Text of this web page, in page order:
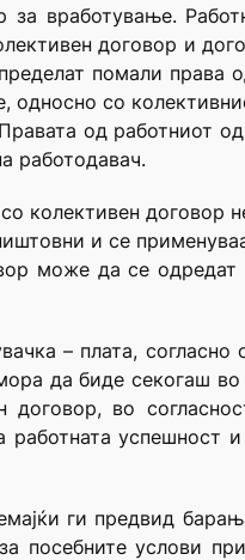
вработување.
договор и
помали права
односно со
од работниот
работодавач.
колективен договор
и се
може да се одредат
– плата, согласно
да биде секогаш
во
работната успешност
ги предвид
посебните услови